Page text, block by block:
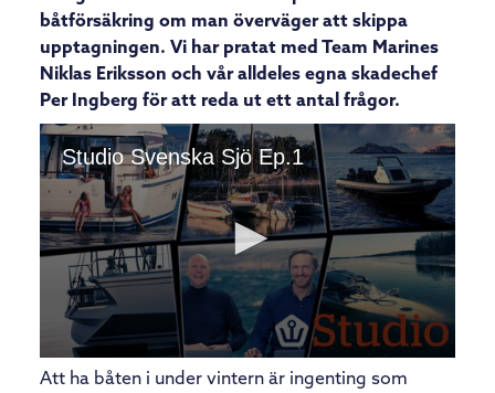
båtförsäkring om man överväger att skippa
upptagningen. Vi har pratat med Team Marines
Niklas Eriksson och vår alldeles egna skadechef
Per Ingberg för att reda ut ett antal frågor.
Att ha båten i under vintern är ingenting som